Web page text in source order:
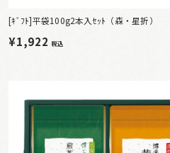
[ｷﾞﾌﾄ]平袋100g2本入ｾｯﾄ（森・星折）
¥1,922税込